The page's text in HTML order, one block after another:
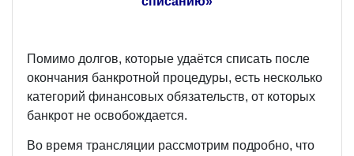
Помимо долгов, которые удаётся списать после
окончания банкротной процедуры, есть несколько
категорий финансовых обязательств, от которых
банкрот не освобождается.
Во время трансляции рассмотрим подробно, что